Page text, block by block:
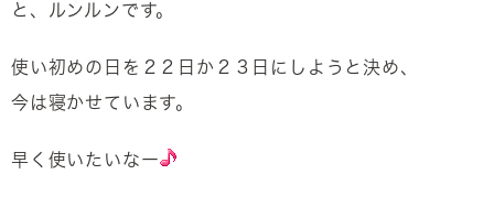
と、ルンルンです。
使い初めの日を２２日か２３日にしようと決め、
今は寝かせています。
早く使いたいなー